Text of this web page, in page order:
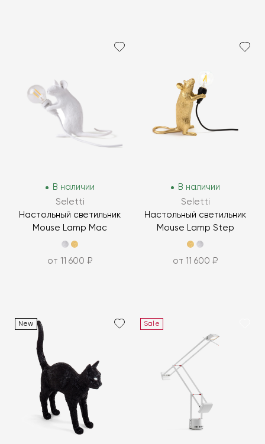
В наличии
Seletti
Настольный светильник
Mouse Lamp Mac
от 11 600 ₽
В наличии
Seletti
Настольный светильник
Mouse Lamp Step
от 11 600 ₽
New Sale